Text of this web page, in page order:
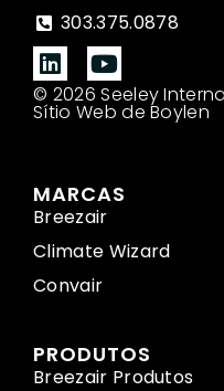
303.375.0878
© 2026 Seeley
Sítio Web de Boylen
MARCAS
Breezair
Climate Wizard
Convair
PRODUTOS
Breezair Produtos